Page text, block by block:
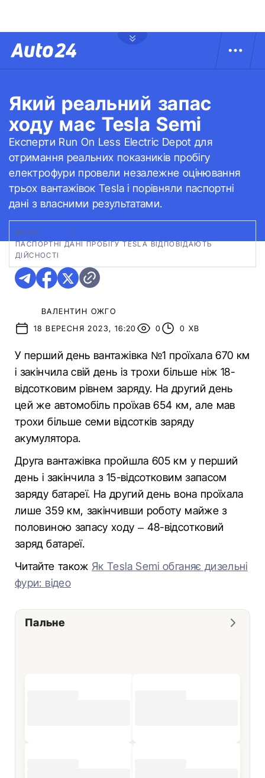
Який реальний запас
ходу має Tesla Semi
Експерти Run On Less Electric Depot для
отримання реальних показників пробігу
електрофури провели незалежне оцінювання
трьох вантажівок Tesla і порівняли паспортні
дані з власними результатами.
ФОТО:
ПАСПОРТНІ ДАНІ ПРОБІГУ TESLA ВІДПОВІДАЮТЬ
ДІЙСНОСТІ
ВАЛЕНТИН ОЖГО
18 ВЕРЕСНЯ 2023, 16:20
0 0 ХВ
У перший день вантажівка №1 проїхала 670 км
і закінчила свій день із трохи більше ніж 18-
відсотковим рівнем заряду. На другий день
цей же автомобіль проїхав 654 км, але мав
трохи більше семи відсотків заряду
акумулятора.
Друга вантажівка пройшла 605 км у перший
день і закінчила з 15-відсотковим запасом
заряду батареї. На другий день вона проїхала
лише 359 км, закінчивши роботу майже з
половиною запасу ходу – 48-відсотковий
заряд батареї.
Читайте також Як Tesla Semi обганяє дизельні
фури: відео
Пальне